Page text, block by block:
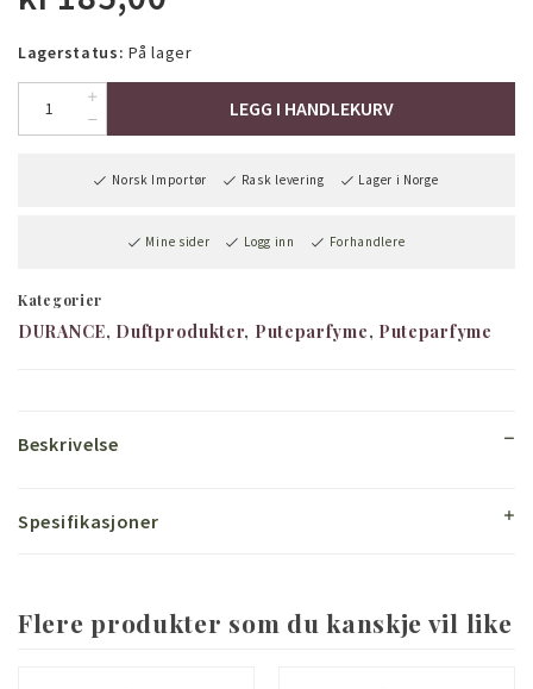
Lagerstatus: På lager
LEGG I HANDLEKURV
Norsk Importør Rask levering Lager i Norge
Mine sider Logg inn Forhandlere
Kategorier
DURANCE Duftprodukter Puteparfyme Puteparfyme
Beskrivelse
Spesifikasjoner
Flere produkter som du kanskje vil like